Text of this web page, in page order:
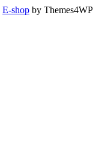
E-shop by Themes4WP